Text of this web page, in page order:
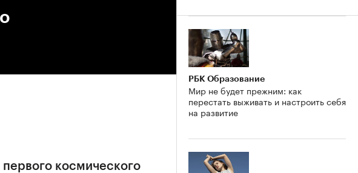
космического
РБК Образование
Мир не будет прежним: как
перестать выживать и настроить себя
на развитие